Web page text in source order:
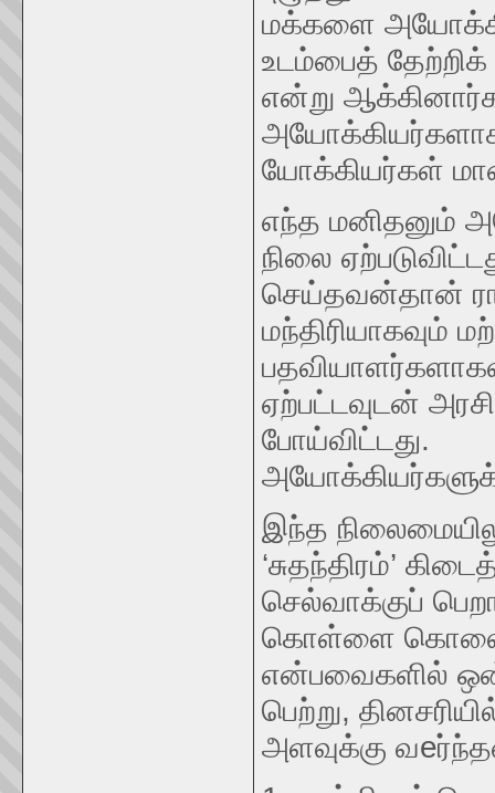
மக்களை
உடம்பைத்
என்று
யோக்கியர்கள்
எந்த மனிதனும்
நிலை
செய்தவன்தான்
மந்திரியாகவும்
ஏற்பட்டவுடன்
போய்விட்டது.
இந்த
‘சுதந்திரம்’
செல்வாக்குப்
கொள்ளை
என்பவைகளில்
பெற்று,
அளவுக்கு